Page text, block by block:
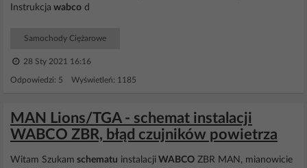
Instrukcja wabco d
Samochody Ciężarowe
28 Sty 2021 16:16
Odpowiedzi: 5 Wyświetleń: 1185
MAN Lions/TGA - schemat instalacji
WABCO ZBR, błąd czujników powietrza
Witam Szukam schematu instalacji WABCO ZBR MAN, mianowicie